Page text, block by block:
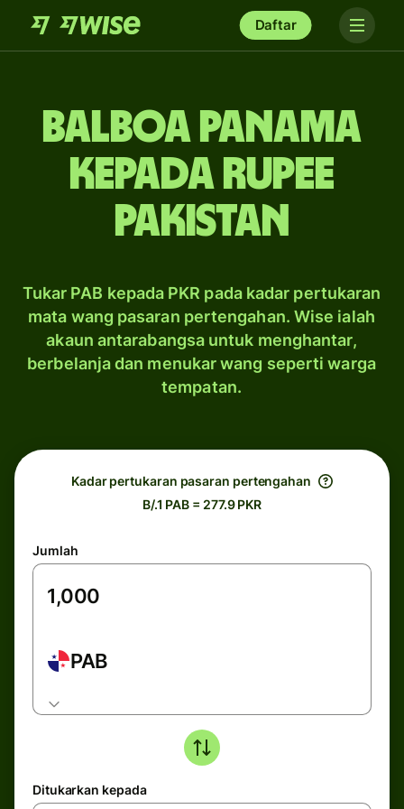
Daftar
balboa Panama
kepada rupee
Pakistan
Tukar PAB kepada PKR pada kadar pertukaran
mata wang pasaran pertengahan. Wise ialah
akaun antarabangsa untuk menghantar,
berbelanja dan menukar wang seperti warga
tempatan.
Kadar pertukaran pasaran pertengahan
B/.1 PAB = 277.9 PKR
Jumlah
PAB
Ditukarkan kepada